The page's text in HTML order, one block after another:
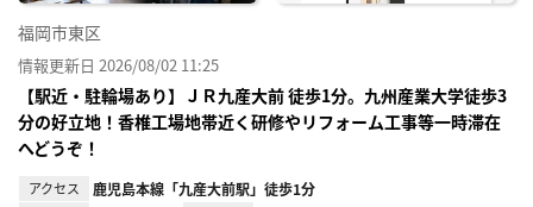
福岡市東区
情報更新日 2026/08/02 11:25
【駅近・駐輪場あり】ＪＲ九産大前 徒歩1分。九州産業大学徒歩3
分の好立地！香椎工場地帯近く研修やリフォーム工事等一時滞在
へどうぞ！
アクセス 鹿児島本線「九産大前駅」徒歩1分